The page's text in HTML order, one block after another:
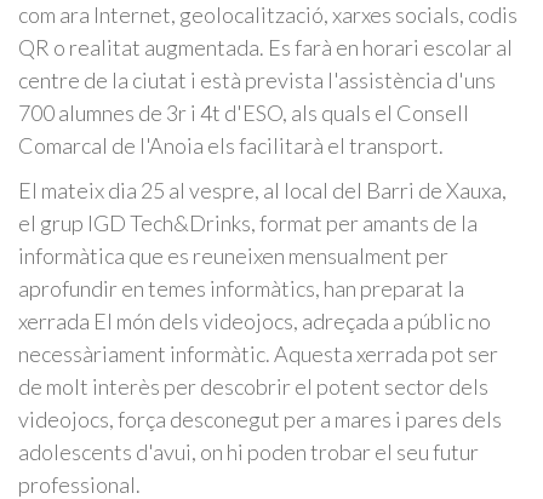
com ara Internet, geolocalització, xarxes socials, codis
QR o realitat augmentada. Es farà en horari escolar al
centre de la ciutat i està prevista l'assistència d'uns
700 alumnes de 3r i 4t d'ESO, als quals el Consell
Comarcal de l'Anoia els facilitarà el transport.
El mateix dia 25 al vespre, al local del Barri de Xauxa,
el grup IGD Tech&Drinks, format per amants de la
informàtica que es reuneixen mensualment per
aprofundir en temes informàtics, han preparat la
xerrada El món dels videojocs, adreçada a públic no
necessàriament informàtic. Aquesta xerrada pot ser
de molt interès per descobrir el potent sector dels
videojocs, força desconegut per a mares i pares dels
adolescents d'avui, on hi poden trobar el seu futur
professional.